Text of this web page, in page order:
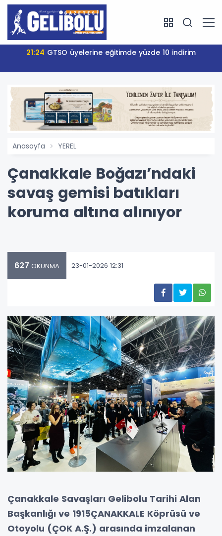
21:24 GTSO üyelerine eğitimde yüzde 10 indirim
Anasayfa YEREL
Çanakkale Boğazı’ndaki
savaş gemisi batıkları
koruma altına alınıyor
627 OKUNMA 23-01-2026 12:31
Çanakkale Savaşları Gelibolu Tarihi Alan
Başkanlığı ve 1915ÇANAKKALE Köprüsü ve
Otoyolu (ÇOK A.Ş.) arasında imzalanan